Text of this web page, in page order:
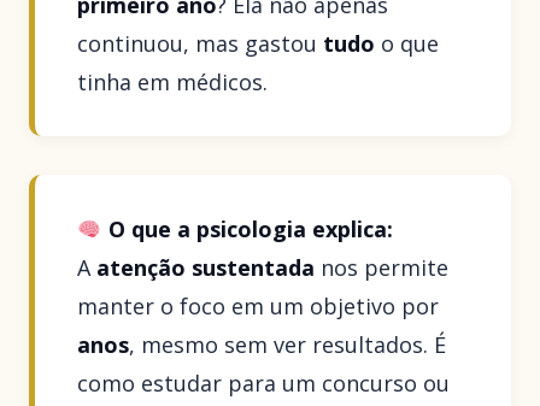
continuou, mas gastou tudo o que
tinha em médicos.
O que a psicologia explica:
A atenção sustentada nos permite
manter o foco em um objetivo por
anos, mesmo sem ver resultados. É
como estudar para um concurso ou